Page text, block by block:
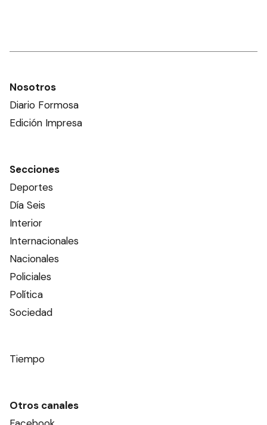
Nosotros
Diario Formosa
Edición Impresa
Secciones
Deportes
Día Seis
Interior
Internacionales
Nacionales
Policiales
Política
Sociedad
Tiempo
Otros canales